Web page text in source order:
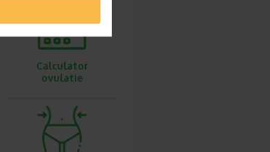
Calculator
ovulatie